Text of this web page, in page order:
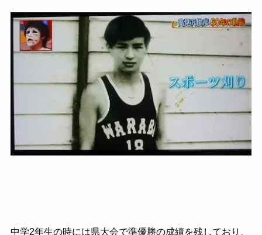
中学2年生の時には県大会で準優勝の成績を残しており、